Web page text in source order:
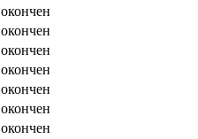
окончен
окончен
окончен
окончен
окончен
окончен
окончен